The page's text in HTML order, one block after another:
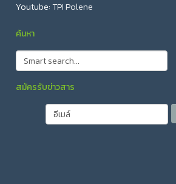
Youtube:TPI Polene
ค้นหา
สมัครรับข่าวสาร